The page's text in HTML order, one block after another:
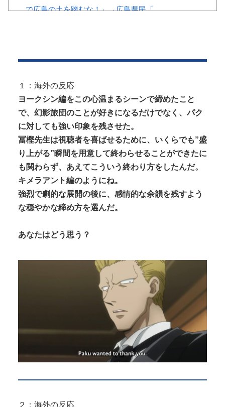
という上品さ」「どう見ても一
で広島の土を踏むな！」→広島県民「...
彼女がタヒんだ。悲しみに暮れながらも彼女の分ま
で精一杯生きようと誓った。だが実は...
Powered by livedoor 相互RSS
１：海外の反応
ヨークシン編をこの心温まるシーンで締めたこと
で、幻影旅団のことが好きになるだけでなく、パク
に対しても強い印象を残させた。
冨樫先生は視聴者を喜ばせるために、いくらでも”盛
り上がる”瞬間を用意して終わらせることができたに
も関わらず、あえてこういう終わり方をしたんだ。
キメラアント編のようにね。
強烈で劇的な展開の後に、感情的な余韻を残すよう
な穏やかな締め方を選んだ。
あなたはどう思う？
２：海外の反応